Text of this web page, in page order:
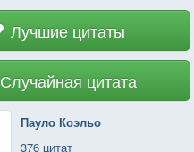
Лучшие цитаты
Случайная цитата
Пауло Коэльо
376 цитат